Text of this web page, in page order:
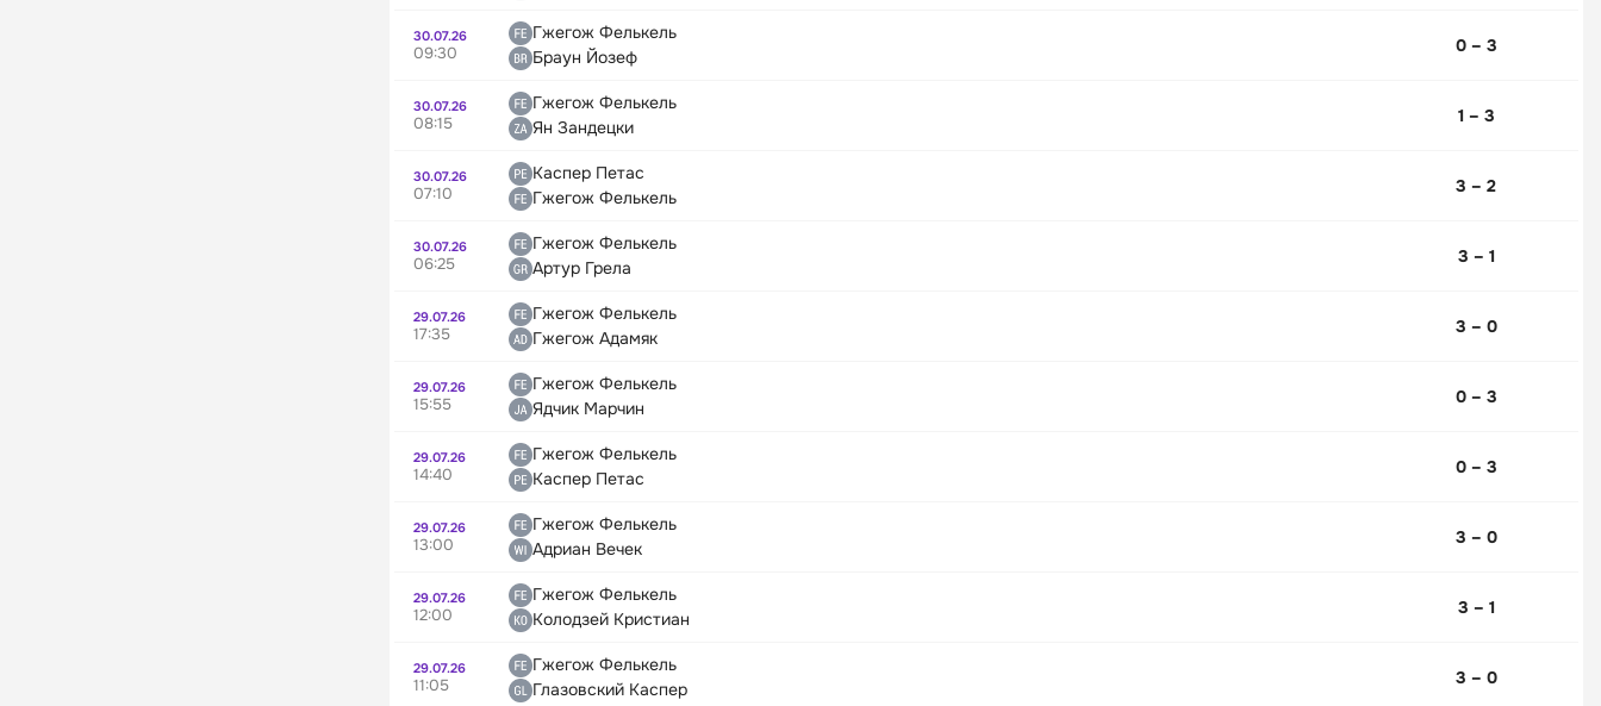
30.07.26
09:30
Гжегож Фелькель
Браун Йозеф
0 – 3
30.07.26
08:15
Гжегож Фелькель
Ян Зандецки
1 – 3
30.07.26
07:10
Каспер Петас
Гжегож Фелькель
3 – 2
30.07.26
06:25
Гжегож Фелькель
Артур Грела
3 – 1
29.07.26
17:35
Гжегож Фелькель
Гжегож Адамяк
3 – 0
29.07.26
15:55
Гжегож Фелькель
Ядчик Марчин
0 – 3
29.07.26
14:40
Гжегож Фелькель
Каспер Петас
0 – 3
29.07.26
13:00
Гжегож Фелькель
Адриан Вечек
3 – 0
29.07.26
12:00
Гжегож Фелькель
Колодзей Кристиан
3 – 1
29.07.26
11:05
Гжегож Фелькель
Глазовский Каспер
3 – 0